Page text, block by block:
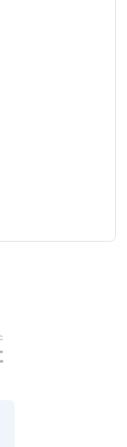
listához
when on sale